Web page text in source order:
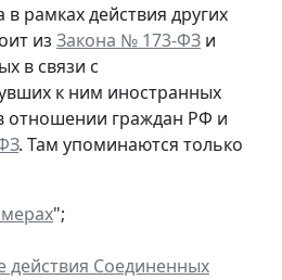
в рамках действия других
из Закона № 173-ФЗ и
в связи с
к ним иностранных
отношении граждан РФ и
. Там упоминаются только
";
действия Соединенных